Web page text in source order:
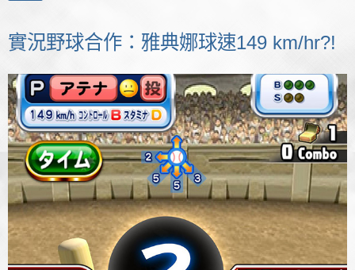
實況野球合作：雅典娜球速149 km/hr?!